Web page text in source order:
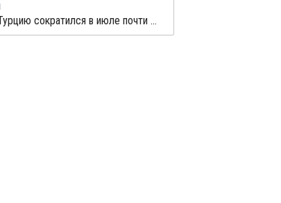
Импорт ПВД в Турцию сократился в июле почти на треть